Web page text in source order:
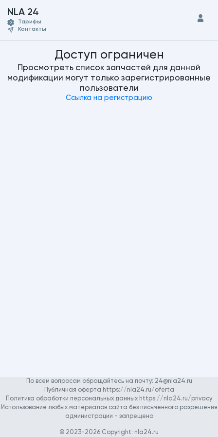
NLA 24
Тарифы
Контакты
Доступ ограничен
Просмотреть список запчастей для данной
модификации могут только зарегистрированные
пользователи
Ссылка на регистрацию
По всем вопросам обращайтесь на почту: 24@nla24.ru
Публичная оферта https://nla24.ru/oferta
Политика обработки персональных данных https://nla24.ru/privacy
Использование любых материалов сайта без письменного разрешения
администрации - запрещено
© 2023-2026 Copyright: nla24.ru